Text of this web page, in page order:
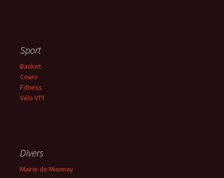
Sport
Basket
Courir
Fitness
Vélo VTT
Divers
Mairie de Mionnay